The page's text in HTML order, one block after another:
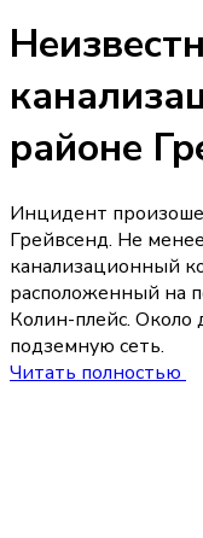
районе
Инцидент
Грейвсенд. Не
канализационный
расположенный на
Колин-плейс. Около
подземную сеть.
Читать полностью